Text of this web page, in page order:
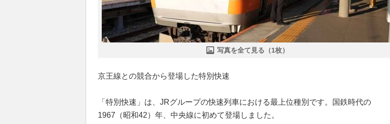
写真を全て見る（1枚）
京王線との競合から登場した特別快速
「特別快速」は、JRグループの快速列車における最上位種別です。国鉄時代の
1967（昭和42）年、中央線に初めて登場しました。